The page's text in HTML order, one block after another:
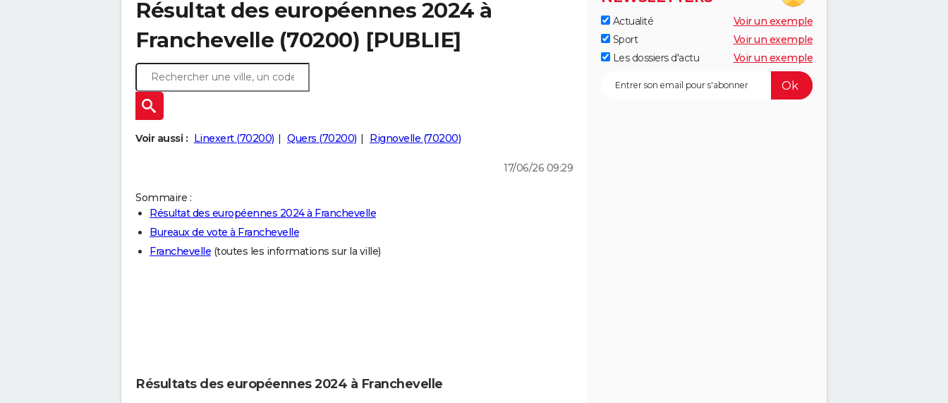
Résultat des européennes 2024 à
Franchevelle (70200) [PUBLIE]
Voir aussi : Linexert (70200) Quers (70200) Rignovelle (70200)
17/06/26 09:29
Sommaire :
Résultat des européennes 2024 à Franchevelle
Bureaux de vote à Franchevelle
Franchevelle (toutes les informations sur la ville)
Résultats des européennes 2024 à Franchevelle
Actualité
Voir un exemple
Sport
Voir un exemple
Les dossiers d'actu
Voir un exemple